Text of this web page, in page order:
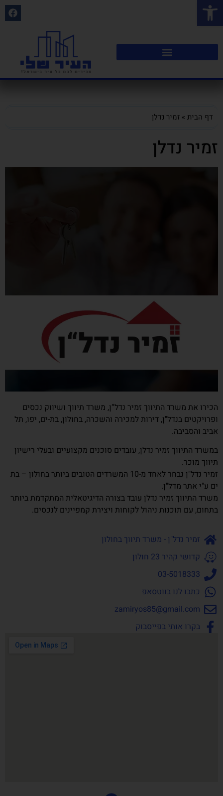
פתח סרגל נגישות
דף הבית » זמיר נדלן
זמיר נדלן
הכירו את משרד התיווך זמיר נדל“ן, משרד תיווך ושיווק נכסים
ופרויקטים בנדל"ן, דירות למכירה והשכרה, בחולון, בת-ים, יפו, תל
אביב והסביבה.
במשרד התיווך זמיר נדלן, עובדים סוכנים מקצועיים ובעלי רישיון
תיווך מוכר.
זמיר נדל"ן נבחר לאחד מ-10 המשרדים הטובים ביותר בחולון – בת
ים ע"י אתר מדל"ן.
משרד התיווך זמיר נדלן עובד בצורה הדיגיטאלית המתקדמת ביותר
בתחום, עם תוכנות ניהול לקוחות ויצירת קמפיינים לנכסים.
זמיר נדל"ן - משרד תיווך בחולון
קדושי קהיר 23 חולון
03-5018333
כתבו לנו בווטסאפ
zamiryos85@gmail.com
בקרו אותי בפייסבוק